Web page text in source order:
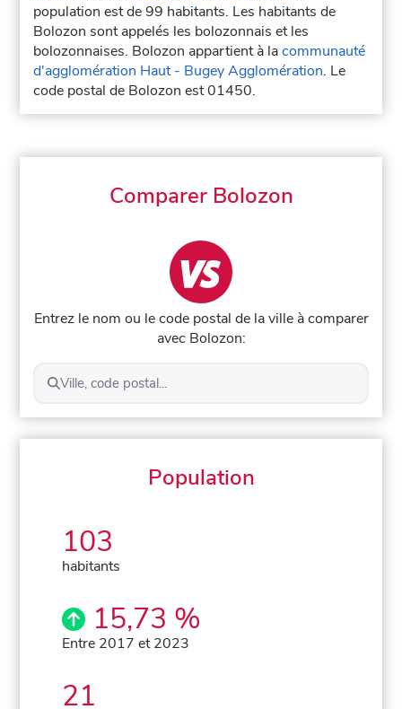
population est de 99 habitants. Les habitants de
Bolozon sont appelés les bolozonnais et les
bolozonnaises. Bolozon appartient à lacommunauté
d'agglomération Haut - Bugey Agglomération. Le
code postal de Bolozon est 01450.
Comparer Bolozon
Entrez le nom ou le code postal de la ville à comparer
avec Bolozon:
Ville, code postal...
Population
103
habitants
15,73 %
Entre 2017 et 2023
21